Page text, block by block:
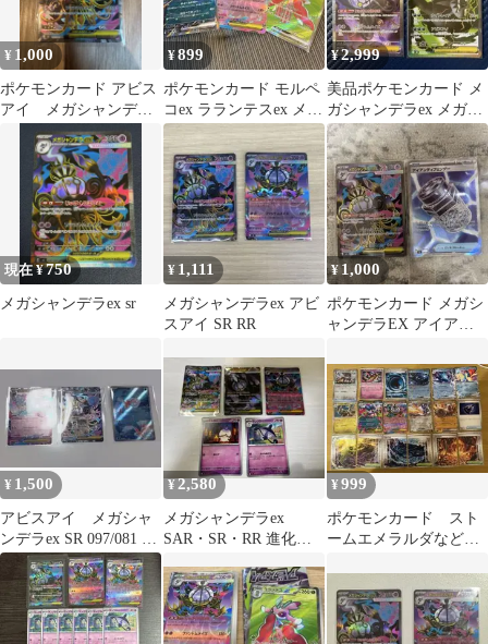
¥ 1,000
ポケモンカード アビス
アイ メガシャンデラ
EX SR RR
¥899
ポケモンカード モルペ
コex ラランテスex メガ
シャンデラex
¥2,999
美品ポケモンカード メ
ガシャンデラex メガダ
ークライex SAR SR
現在 ¥750
メガシャンデラex sr
¥ 1,111
メガシャンデラex アビ
スアイ SR RR
¥1,000
ポケモンカード メガシ
ャンデラEX アイアン
¥ 1,500
アビスアイ メガシャ
ンデラex SR 097/081 ト
サキント AR
¥2,580
メガシャンデラex
SAR・SR・RR 進化ラ
¥999
ポケモンカード スト
ームエメラルダなど